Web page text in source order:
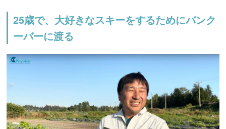
25歳で、大好きなスキーをするためにバンク
ーバーに渡る